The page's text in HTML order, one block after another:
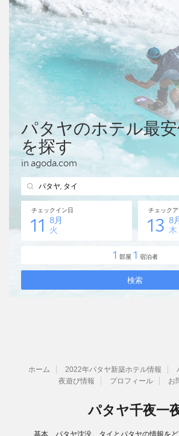
ホーム 2022年パタヤ新築ホテル情報
夜遊び情報
プロフィール お
パタヤ千夜一